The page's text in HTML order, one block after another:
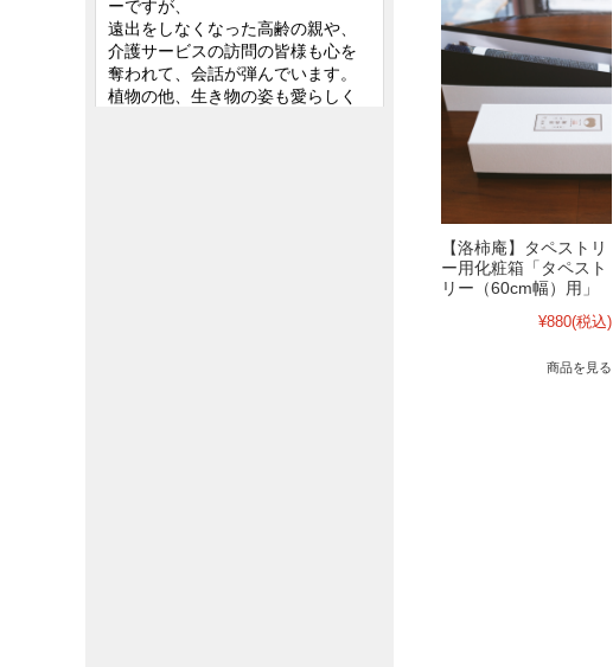
【洛柿庵】タペストリ
ー用化粧箱「タペスト
リー（60cm幅）用」
¥880(税込)
商品を見る